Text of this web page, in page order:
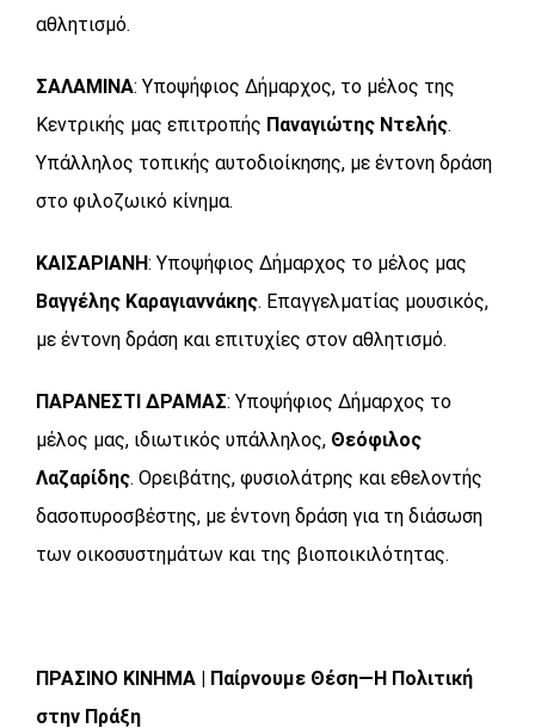
αθλητισμό.
ΣΑΛΑΜΙΝΑ: Υποψήφιος Δήμαρχος, το μέλος της
Κεντρικής μας επιτροπής Παναγιώτης Ντελής.
Υπάλληλος τοπικής αυτοδιοίκησης, με έντονη δράση
στο φιλοζωικό κίνημα.
ΚΑΙΣΑΡΙΑΝΗ: Υποψήφιος Δήμαρχος το μέλος μας
Βαγγέλης Καραγιαννάκης. Επαγγελματίας μουσικός,
με έντονη δράση και επιτυχίες στον αθλητισμό.
ΠΑΡΑΝΕΣΤΙ ΔΡΑΜΑΣ: Υποψήφιος Δήμαρχος το
μέλος μας, ιδιωτικός υπάλληλος, Θεόφιλος
Λαζαρίδης. Ορειβάτης, φυσιολάτρης και εθελοντής
δασοπυροσβέστης, με έντονη δράση για τη διάσωση
των οικοσυστημάτων και της βιοποικιλότητας.
ΠΡΑΣΙΝΟ ΚΙΝΗΜΑ | Παίρνουμε Θέση—Η Πολιτική
στην Πράξη